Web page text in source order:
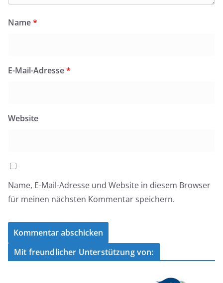
Name*
E-Mail-Adresse*
Website
Name, E-Mail-Adresse und Website in diesem Browser
für meinen nächsten Kommentar speichern.
Mit freundlicher Unterstützung von: